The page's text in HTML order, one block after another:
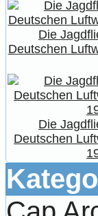
Die
Deutschen
Die
Deutschen